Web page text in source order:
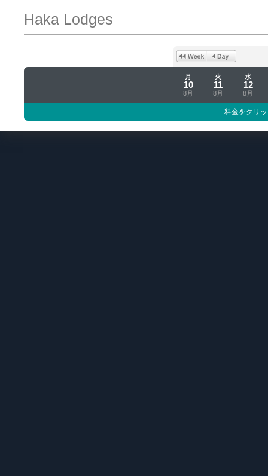
Haka Lodges
月
10
8月
火
11
8月
水
12
8月
料金をクリ